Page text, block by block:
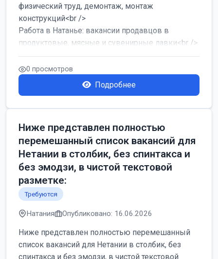
физический труд, демонтаж, монтаж
конструкций<br />
Работа в Натанье: вакансии продавцов в
продуктовые, мясные и сувенирные лавки<br />
Разнорабочий на сборку м...
0 просмотров
Подробнее
Ниже представлен полностью
перемешанный список вакансий для
Нетании в столбик, без спинтакса и
без эмодзи, в чистой текстовой
разметке:
Требуются
Натания Опубликовано: 16.06.2026
Ниже представлен полностью перемешанный
список вакансий для Нетании в столбик, без
спинтакса и без эмодзи, в чистой текстовой